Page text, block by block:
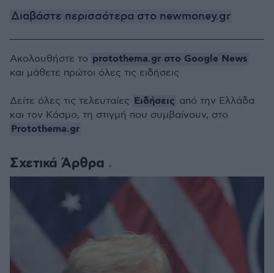
Διαβάστε περισσότερα στο newmoney.gr
Σχετικά Άρθρα
Ακολουθήστε το protothema.gr στο Google News
και μάθετε πρώτοι όλες τις ειδήσεις
Δείτε όλες τις τελευταίες Ειδήσεις από την Ελλάδα
και τον Κόσμο, τη στιγμή που συμβαίνουν, στο
Protothema.gr